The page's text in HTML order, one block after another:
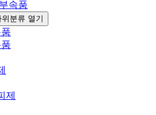
속품
분류 열기
제